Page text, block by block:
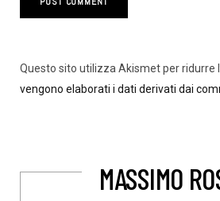
Questo sito utilizza Akismet per ridurre
vengono elaborati i dati derivati dai
MASSIMO